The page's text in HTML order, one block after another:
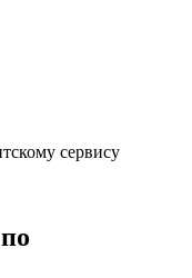
сервису